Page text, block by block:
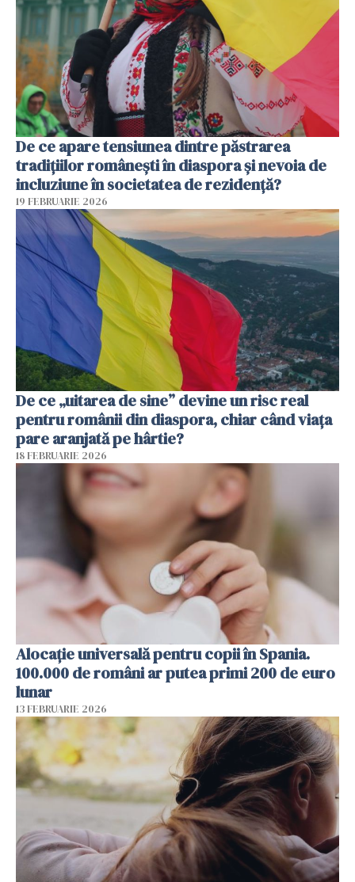
De ce apare tensiunea dintre păstrarea
tradițiilor românești în diaspora și nevoia de
incluziune în societatea de rezidență?
19 FEBRUARIE 2026
De ce „uitarea de sine” devine un risc real
pentru românii din diaspora, chiar când viața
pare aranjată pe hârtie?
18 FEBRUARIE 2026
Alocație universală pentru copii în Spania.
100.000 de români ar putea primi 200 de euro
lunar
13 FEBRUARIE 2026